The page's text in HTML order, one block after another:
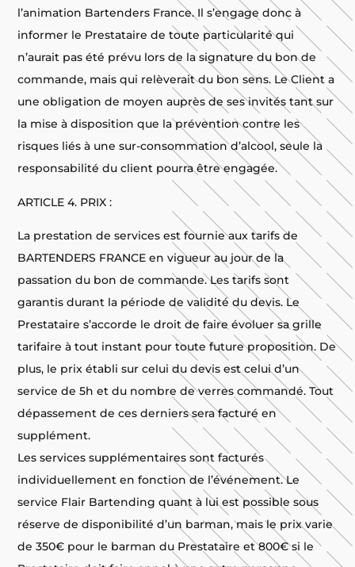
l’animation Bartenders France. Il s’engage donc à
informer le Prestataire de toute particularité qui
n’aurait pas été prévu lors de la signature du bon de
commande, mais qui relèverait du bon sens. Le Client a
une obligation de moyen auprès de ses invités tant sur
la mise à disposition que la prévention contre les
risques liés à une sur-consommation d’alcool, seule la
responsabilité du client pourra être engagée.
ARTICLE 4. PRIX :
La prestation de services est fournie aux tarifs de
BARTENDERS FRANCE en vigueur au jour de la
passation du bon de commande. Les tarifs sont
garantis durant la période de validité du devis. Le
Prestataire s’accorde le droit de faire évoluer sa grille
tarifaire à tout instant pour toute future proposition. De
plus, le prix établi sur celui du devis est celui d’un
service de 5h et du nombre de verres commandé. Tout
dépassement de ces derniers sera facturé en
supplément.
Les services supplémentaires sont facturés
individuellement en fonction de l’événement. Le
service Flair Bartending quant à lui est possible sous
réserve de disponibilité d’un barman, mais le prix varie
de 350€ pour le barman du Prestataire et 800€ si le